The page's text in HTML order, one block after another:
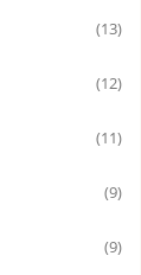
(13)
(12)
(11)
(9)
(9)